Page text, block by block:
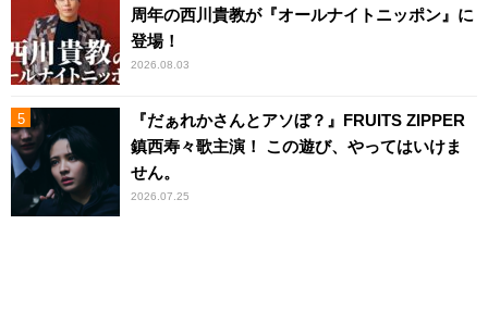
周年の西川貴教が『オールナイトニッポン』に
登場！
2026.08.03
『だぁれかさんとアソぼ？』FRUITS ZIPPER
鎮西寿々歌主演！ この遊び、やってはいけま
せん。
2026.07.25